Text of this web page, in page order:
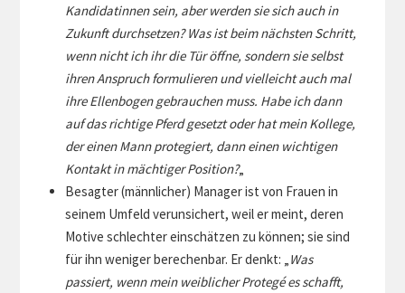
Kandidatinnen sein, aber werden sie sich auch in
Zukunft durchsetzen? Was ist beim nächsten Schritt,
wenn nicht ich ihr die Tür öffne, sondern sie selbst
ihren Anspruch formulieren und vielleicht auch mal
ihre Ellenbogen gebrauchen muss. Habe ich dann
auf das richtige Pferd gesetzt oder hat mein Kollege,
der einen Mann protegiert, dann einen wichtigen
Kontakt in mächtiger Position?„
Besagter (männlicher) Manager ist von Frauen in
seinem Umfeld verunsichert, weil er meint, deren
Motive schlechter einschätzen zu können; sie sind
für ihn weniger berechenbar. Er denkt: „Was
passiert, wenn mein weiblicher Protegé es schafft,